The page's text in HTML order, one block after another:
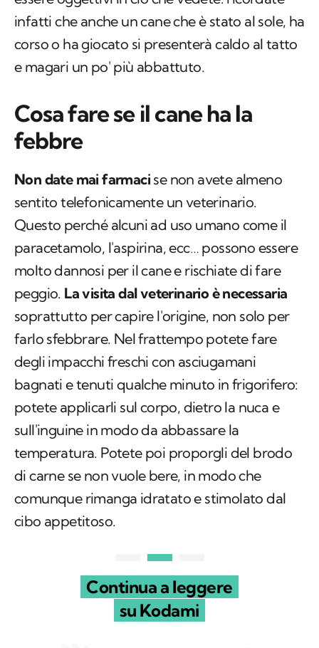
infatti che anche un cane che è stato al sole, ha
corso o ha giocato si presenterà caldo al tatto
e magari un po' più abbattuto.
Cosa fare se il cane ha la
febbre
Non date mai farmaci se non avete almeno
sentito telefonicamente un veterinario.
Questo perché alcuni ad uso umano come il
paracetamolo, l'aspirina, ecc… possono essere
molto dannosi per il cane e rischiate di fare
peggio. La visita dal veterinario è necessaria
soprattutto per capire l'origine, non solo per
farlo sfebbrare. Nel frattempo potete fare
degli impacchi freschi con asciugamani
bagnati e tenuti qualche minuto in frigorifero:
potete applicarli sul corpo, dietro la nuca e
sull'inguine in modo da abbassare la
temperatura. Potete poi proporgli del brodo
di carne se non vuole bere, in modo che
comunque rimanga idratato e stimolato dal
cibo appetitoso.
Continua a leggere
su Kodami